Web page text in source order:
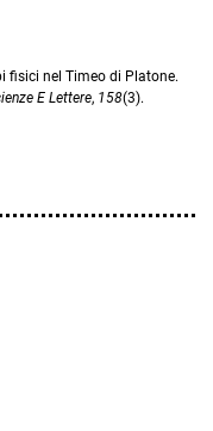
fisici nel Timeo di Platone.
E Lettere, 158(3).